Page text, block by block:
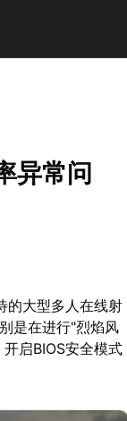
异常问
的大型多人在线射
是在进行"烈焰风
启BIOS安全模式